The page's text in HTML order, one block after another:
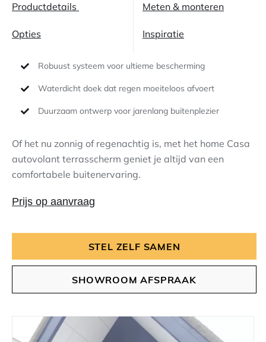
Productdetails
Opties
Meten & monteren
Inspiratie
Robuust systeem voor ultieme bescherming
Waterdicht doek dat regen moeiteloos afvoert
Duurzaam ontwerp voor jarenlang buitenplezier
Of het nu zonnig of regenachtig is, met het home Casa
autovolant terrasscherm geniet je altijd van een
comfortabele buitenervaring.
Prijs op aanvraag
STEL ZELF SAMEN
SHOWROOM AFSPRAAK